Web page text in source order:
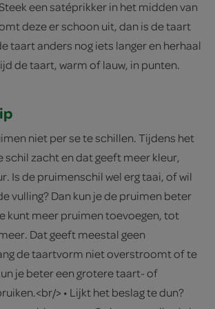
een satéprikker in het midden van
deze er schoon uit, dan is de taart
taart anders nog iets langer en herhaal
de taart, warm of lauw, in punten.
niet per se te schillen. Tijdens het
schil zacht en dat geeft meer kleur,
Is de pruimenschil wel erg taai, of wil
vulling? Dan kun je de pruimen beter
kunt meer pruimen toevoegen, tot
Dat geeft meestal geen
de taartvorm niet overstroomt of te
je beter een grotere taart- of
> • Lijkt het beslag te dun?